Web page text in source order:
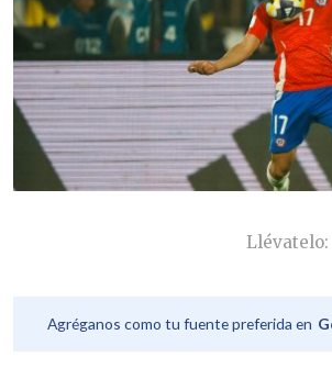
Llévatelo:
Agréganos como tu fuente preferida en